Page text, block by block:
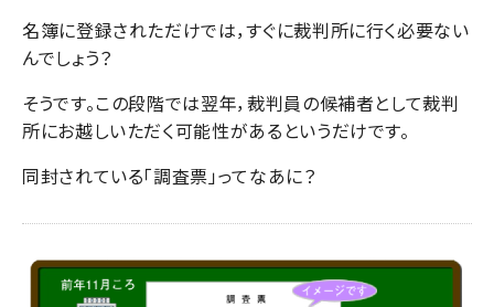
名簿に登録されただけでは，すぐに裁判所に行く必要ない
んでしょう？
そうです。この段階では翌年，裁判員の候補者として裁判
所にお越しいただく可能性があるというだけです。
同封されている「調査票」ってなあに？